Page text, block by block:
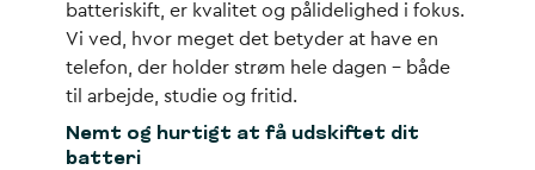
batteriskift, er kvalitet og pålidelighed i fokus.
Vi ved, hvor meget det betyder at have en
telefon, der holder strøm hele dagen – både
til arbejde, studie og fritid.
Nemt og hurtigt at få udskiftet dit
batteri